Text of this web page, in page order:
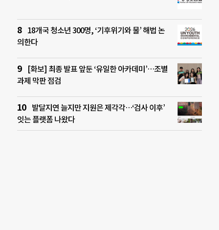
18개국 청소년 300명, ‘기후위기와 물’ 해법 논
의한다
[화보] 최종 발표 앞둔 ‘유일한 아카데미’…조별
과제 막판 점검
발달지연 늘지만 지원은 제각각…‘검사 이후’
잇는 플랫폼 나왔다